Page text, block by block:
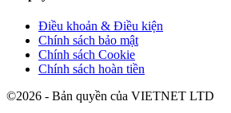
Điều khoản & Điều kiện
Chính sách bảo mật
Chính sách Cookie
Chính sách hoàn tiền
©2026 - Bản quyền của VIETNET LTD